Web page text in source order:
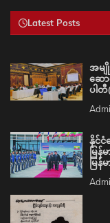
Latest Posts
အမျို
ဆော
ပါတီ
နိုင်ငံ
မြ
မြ